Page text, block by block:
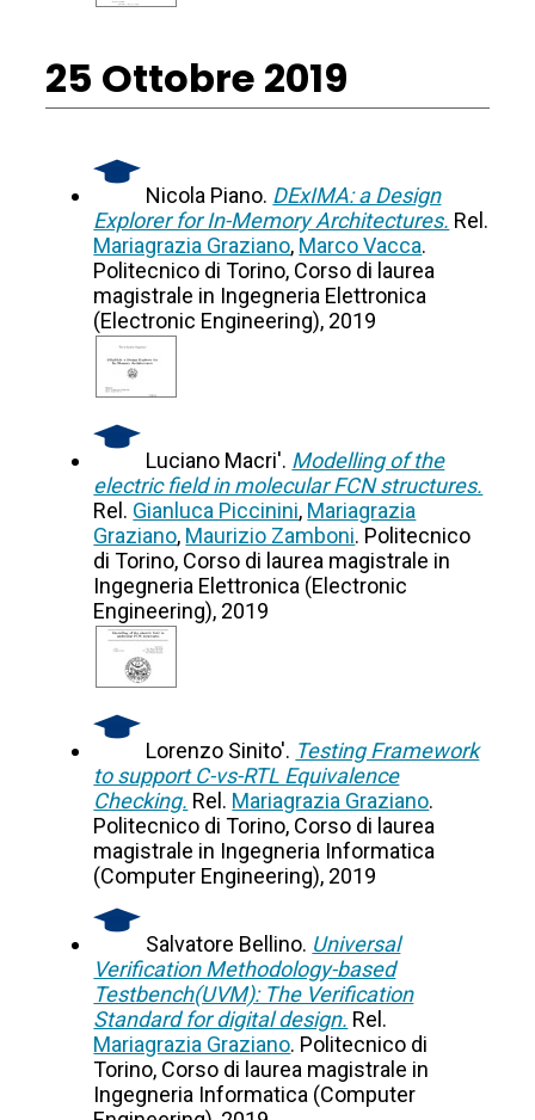
25 Ottobre 2019
Nicola Piano. DExIMA: a Design
Explorer for In-Memory Architectures. Rel.
Mariagrazia Graziano, Marco Vacca.
Politecnico di Torino, Corso di laurea
magistrale in Ingegneria Elettronica
(Electronic Engineering), 2019
Luciano Macri'. Modelling of the
electric field in molecular FCN structures.
Rel. Gianluca Piccinini, Mariagrazia
Graziano, Maurizio Zamboni. Politecnico
di Torino, Corso di laurea magistrale in
Ingegneria Elettronica (Electronic
Engineering), 2019
Lorenzo Sinito'. Testing Framework
to support C-vs-RTL Equivalence
Checking. Rel. Mariagrazia Graziano.
Politecnico di Torino, Corso di laurea
magistrale in Ingegneria Informatica
(Computer Engineering), 2019
Salvatore Bellino. Universal
Verification Methodology-based
Testbench(UVM): The Verification
Standard for digital design. Rel.
Mariagrazia Graziano. Politecnico di
Torino, Corso di laurea magistrale in
Ingegneria Informatica (Computer